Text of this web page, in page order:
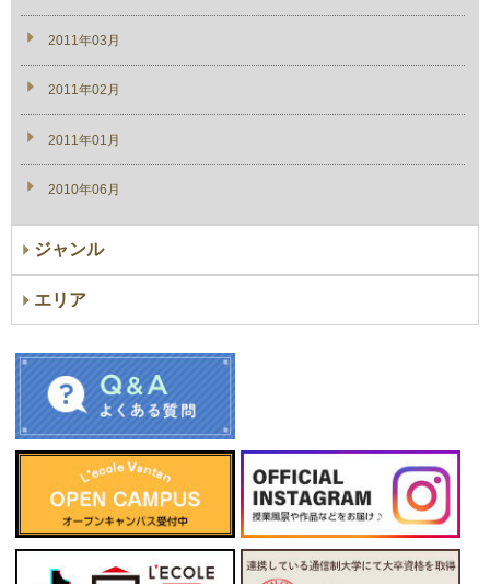
2011年03月
2011年02月
2011年01月
2010年06月
ジャンル
エリア